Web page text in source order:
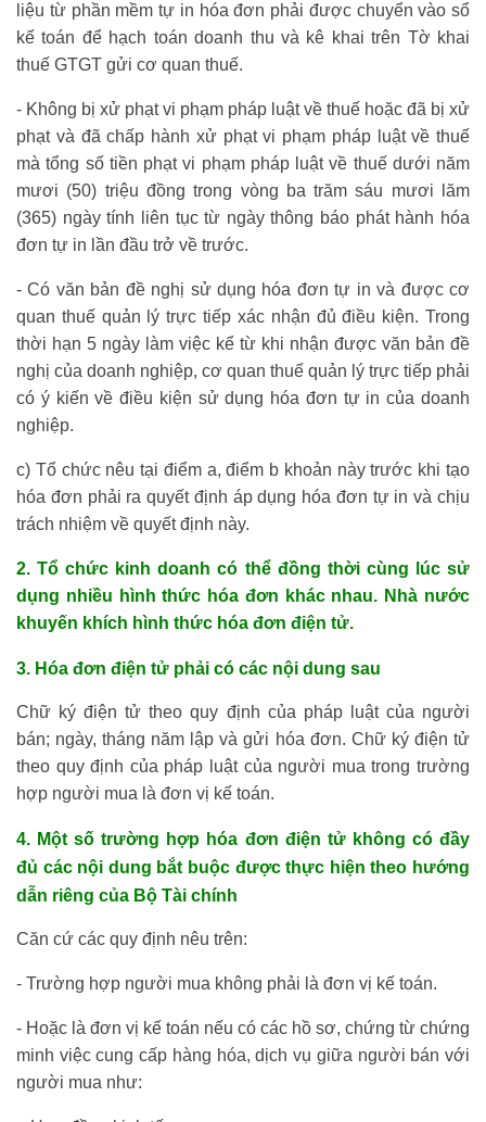
liệu từ phần mềm tự in hóa đơn phải được chuyển vào sổ
kế toán để hạch toán doanh thu và kê khai trên Tờ khai
thuế GTGT gửi cơ quan thuế.
- Không bị xử phạt vi phạm pháp luật về thuế hoặc đã bị xử
phạt và đã chấp hành xử phạt vi phạm pháp luật về thuế
mà tổng số tiền phạt vi phạm pháp luật về thuế dưới năm
mươi (50) triệu đồng trong vòng ba trăm sáu mươi lăm
(365) ngày tính liên tục từ ngày thông báo phát hành hóa
đơn tự in lần đầu trở về trước.
- Có văn bản đề nghị sử dụng hóa đơn tự in và được cơ
quan thuế quản lý trực tiếp xác nhận đủ điều kiện. Trong
thời hạn 5 ngày làm việc kể từ khi nhận được văn bản đề
nghị của doanh nghiệp, cơ quan thuế quản lý trực tiếp phải
có ý kiến về điều kiện sử dụng hóa đơn tự in của doanh
nghiệp.
c) Tổ chức nêu tại điểm a, điểm b khoản này trước khi tạo
hóa đơn phải ra quyết định áp dụng hóa đơn tự in và chịu
trách nhiệm về quyết định này.
2. Tổ chức kinh doanh có thể đồng thời cùng lúc sử
dụng nhiều hình thức hóa đơn khác nhau. Nhà nước
khuyến khích hình thức hóa đơn điện tử.
3. Hóa đơn điện tử phải có các nội dung sau
Chữ ký điện tử theo quy định của pháp luật của người
bán; ngày, tháng năm lập và gửi hóa đơn. Chữ ký điện tử
theo quy định của pháp luật của người mua trong trường
hợp người mua là đơn vị kế toán.
4. Một số trường hợp hóa đơn điện tử không có đầy
đủ các nội dung bắt buộc được thực hiện theo hướng
dẫn riêng của Bộ Tài chính
Căn cứ các quy định nêu trên:
- Trường hợp người mua không phải là đơn vị kế toán.
- Hoặc là đơn vị kế toán nếu có các hồ sơ, chứng từ chứng
minh việc cung cấp hàng hóa, dịch vụ giữa người bán với
người mua như: